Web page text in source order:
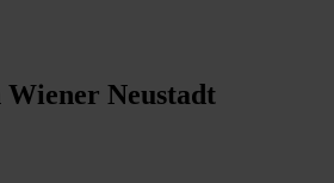
Wiener Neustadt